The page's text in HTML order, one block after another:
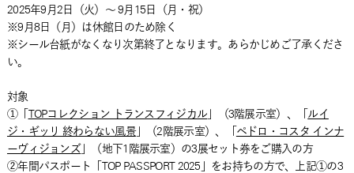
2025年9月2日（火）～ 9月15日（月・祝）
※9月8日（月）は休館日のため除く
※シール台紙がなくなり次第終了となります。あらかじめご了承くださ
い。
対象
①「TOPコレクション トランスフィジカル 」（3階展示室）、「ルイ
ジ・ギッリ 終わらない風景」（2階展示室）、「ペドロ・コスタ インナ
ーヴィジョンズ」（地下1階展示室）の3展セット券をご購入の方
②年間パスポート「TOP PASSPORT 2025」をお持ちの方で、上記①の3